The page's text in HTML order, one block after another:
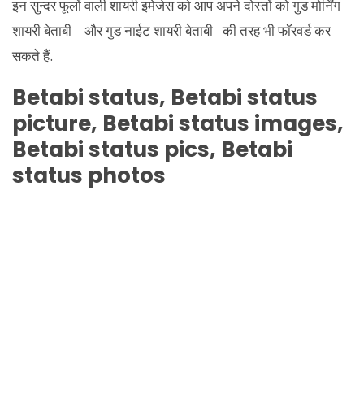
इन सुन्दर फूलों वाली शायरी इमेजेस को आप अपने दोस्तों को गुड मोर्निंग
शायरी बेताबी और गुड नाईट शायरी बेताबी की तरह भी फॉरवर्ड कर
सकते हैं.
Betabi status, Betabi status
picture, Betabi status images,
Betabi status pics, Betabi
status photos